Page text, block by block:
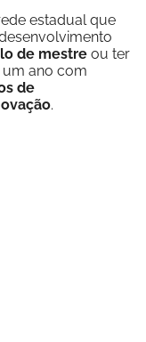
estadual que
de mestre ou ter
ano com
de
.